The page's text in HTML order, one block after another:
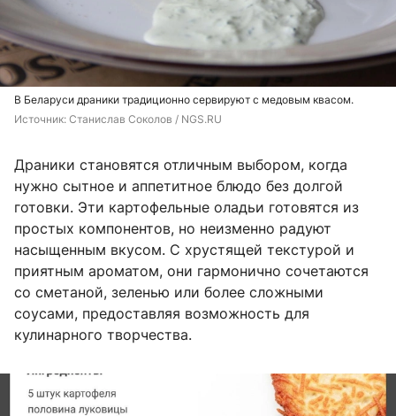
В Беларуси драники традиционно сервируют с медовым квасом.
Источник: Станислав Соколов / NGS.RU
Драники становятся отличным выбором, когда
нужно сытное и аппетитное блюдо без долгой
готовки. Эти картофельные оладьи готовятся из
простых компонентов, но неизменно радуют
насыщенным вкусом. С хрустящей текстурой и
приятным ароматом, они гармонично сочетаются
со сметаной, зеленью или более сложными
соусами, предоставляя возможность для
кулинарного творчества.